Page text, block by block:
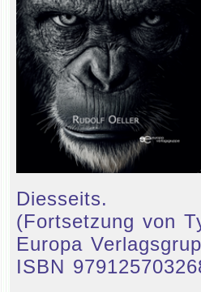
Diesseits.
(Fortsetzung von
Europa
ISBN